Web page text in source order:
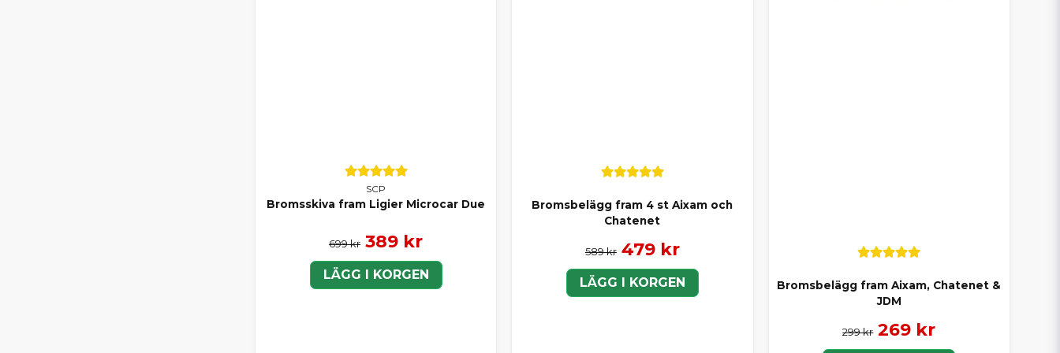
SCP
Bromsskiva fram Ligier Microcar Due
699 kr 389 kr
LÄGG I KORGEN
Bromsbelägg fram 4 st Aixam och
Chatenet
589 kr 479 kr
LÄGG I KORGEN
Bromsbelägg fram Aixam, Chatenet &
JDM
299 kr 269 kr